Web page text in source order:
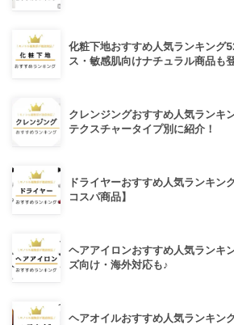
化粧下地おすすめ人気ランキング
ス・敏感肌向けナチュラル商品も
クレンジングおすすめ人気ランキ
テクスチャータイプ別に紹介！
ドライヤーおすすめ人気ランキン
コスパ商品】
ヘアアイロンおすすめ人気ランキ
ズ向け・海外対応も♪
ヘアオイルおすすめ人気ランキン